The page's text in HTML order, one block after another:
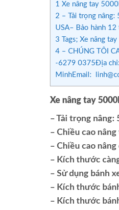
1 Xe nâng tay
2 – Tải trọng
USA– Bảo hành
3 Tags; Xe nâng
4 – CHÚNG TÔI
-6279 0375Địa
MinhEmail:
Xe nâng tay
– Tải trọng nâng:
– Chiều cao
– Chiều cao
– Kích thước
– Sử dụng bánh
– Kích thước
– Kích thước